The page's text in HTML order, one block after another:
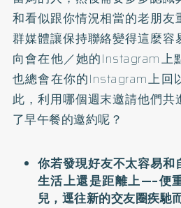
和看似跟你情況相當的老朋
群媒體讓保持聯絡變得這麼容
向會在他／她的Instagram上
也總會在你的Instagram上回
此，利用哪個週末邀請他們
了早午餐的邀約呢？
你若發現好友不太容易
生活上還是距離上—–便
兒，逕往新的交友圈疾馳